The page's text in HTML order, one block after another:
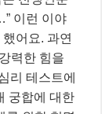
이런 이야
어요. 과연
력한 힘을
리 테스트에
궁합에 대한